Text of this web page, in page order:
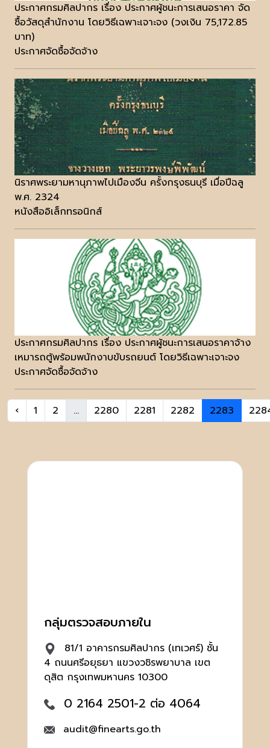
ประกาศกรมศิลปากร เรื่อง ประกาศผู้ชนะการเสนอราคา จัด
ซื้อวัสดุสำนักงาน โดยวิธีเฉพาะเจาะจง (วงเงิน 75,172.85
บาท)
ประกาศจัดซื้อจัดจ้าง
นิราศพระยามหานุภาพไปเมืองจีน ครั้งกรุงธนบุรี เมื่อปีฉลู
พ.ศ. 2324
หนังสืออิเล็กทรอนิกส์
ประกาศกรมศิลปากร เรื่อง ประกาศผู้ชนะการเสนอราคาจ้าง
เหมารถตู้พร้อมพนักงาบขับรถยนต์ โดยวิธีเฉพาะเจาะจง
ประกาศจัดซื้อจัดจ้าง
‹ 1 2 ... 2280 2281 2282 2283
กลุ่มตรวจสอบภายใน
81/1 อาคารกรมศิลปากร (เทเวศร์) ชั้น
4 ถนนศรีอยุธยา แขวงวชิรพยาบาล เขต
ดุสิต กรุงเทพมหานคร 10300
0 2164 2501-2 ต่อ 4064
audit@finearts.go.th